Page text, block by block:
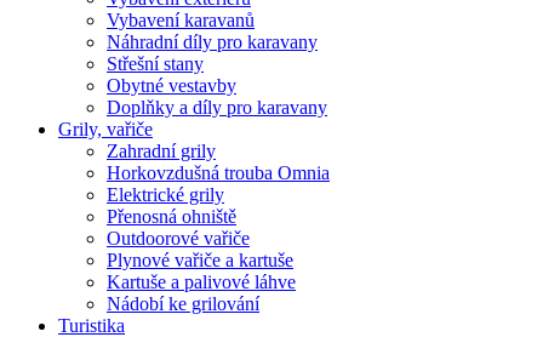
Vybavení karavanů
Náhradní díly pro karavany
Střešní stany
Obytné vestavby
Doplňky a díly pro karavany
Grily, vařiče
Zahradní grily
Horkovzdušná trouba Omnia
Elektrické grily
Přenosná ohniště
Outdoorové vařiče
Plynové vařiče a kartuše
Kartuše a palivové láhve
Nádobí ke grilování
Turistika